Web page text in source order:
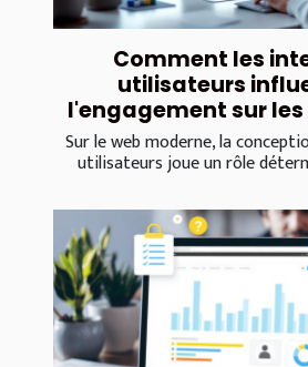
Comment les
utilisateurs
l'engagement sur les
Sur le web moderne, la
utilisateurs joue un rôle